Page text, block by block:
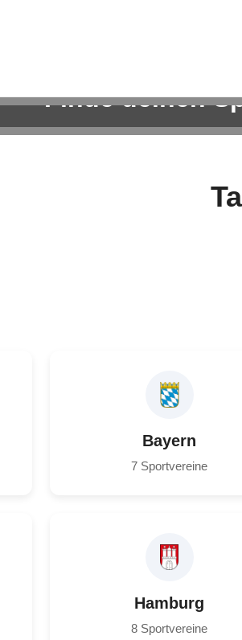
Finde deinen
Bayern
7 Sportvereine
Hamburg
8 Sportvereine